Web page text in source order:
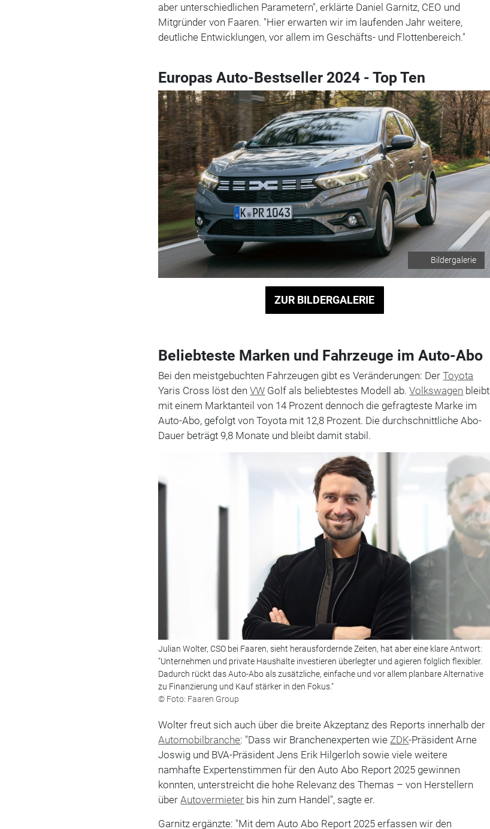
aber unterschiedlichen Parametern", erklärte Daniel Garnitz, CEO und
Mitgründer von Faaren. "Hier erwarten wir im laufenden Jahr weitere,
deutliche Entwicklungen, vor allem im Geschäfts- und Flottenbereich."
Europas Auto-Bestseller 2024 - Top Ten
Bildergalerie
ZUR BILDERGALERIE
Beliebteste Marken und Fahrzeuge im Auto-Abo
Bei den meistgebuchten Fahrzeugen gibt es Veränderungen: DerToyota
Yaris Cross löst denVW Golf als beliebtestes Modell ab.Volkswagen bleibt
mit einem Marktanteil von 14 Prozent dennoch die gefragteste Marke im
Auto-Abo, gefolgt von Toyota mit 12,8 Prozent. Die durchschnittliche Abo-
Dauer beträgt 9,8 Monate und bleibt damit stabil.
Julian Wolter, CSO bei Faaren, sieht herausfordernde Zeiten, hat aber eine klare Antwort:
"Unternehmen und private Haushalte investieren überlegter und agieren folglich flexibler.
Dadurch rückt das Auto-Abo als zusätzliche, einfache und vor allem planbare Alternative
zu Finanzierung und Kauf stärker in den Fokus."
© Foto: Faaren Group
Wolter freut sich auch über die breite Akzeptanz des Reports innerhalb der
Automobilbranche: "Dass wir Branchenexperten wie ZDK-Präsident Arne
Joswig und BVA-Präsident Jens Erik Hilgerloh sowie viele weitere
namhafte Expertenstimmen für den Auto Abo Report 2025 gewinnen
konnten, unterstreicht die hohe Relevanz des Themas – von Herstellern
überAutovermieter bis hin zum Handel", sagte er.
Garnitz ergänzte: "Mit dem Auto Abo Report 2025 erfassen wir den